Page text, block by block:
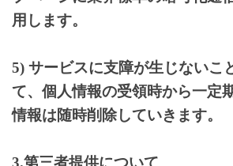
用します。
5) サービスに支障が生じないこ
て、個人情報の受領時から一定
情報は随時削除していきます。
3.第三者提供について